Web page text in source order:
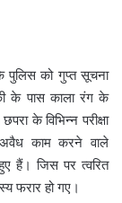
पुलिस को गुप्त सूचना
के पास काला रंग के
के विभिन्न परीक्षा
अवैध काम करने वाले
हैं। जिस पर त्वरित
फरार हो गए।